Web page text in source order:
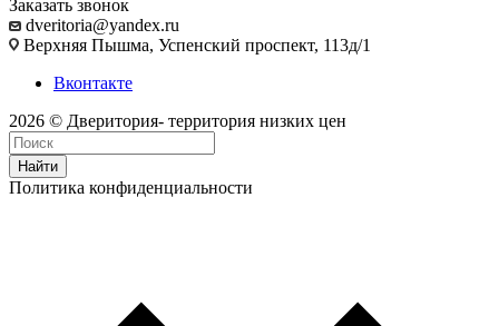
Заказать звонок
dveritoria@yandex.ru
Верхняя Пышма, Успенский проспект, 113д/1
Вконтакте
2026 © Дверитория- территория низких цен
Найти
Политика конфиденциальности